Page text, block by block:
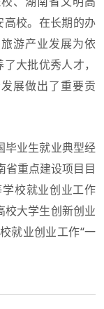
校。在长期的办
游产业发展为依
大批优秀人才，
展做出了重要贡
毕业生就业典型经
省重点建设项目目
校就业创业工作
校大学生创新创业
就业创业工作“一